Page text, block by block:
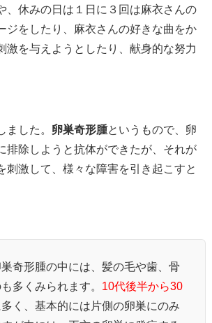
、休みの日は１日に３回は麻衣さんの
ジをしたり、麻衣さんの好きな曲をか
激を与えようとしたり、献身的な努力
ました。 卵巣奇形腫というもので、卵
排除しようと抗体ができたが、それが
刺激して、様々な障害を引き起こすと
奇形腫の中には、髪の毛や歯、骨
多くみられます。 10代後半から30
多く、基本的には片側の卵巣にのみ